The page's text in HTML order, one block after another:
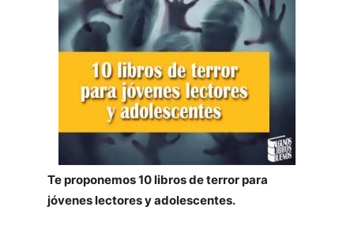
Te proponemos 10 libros de terror para
jóvenes lectores y adolescentes.